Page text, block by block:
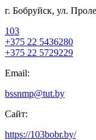
г. Бобруйск, ул.
103
+375 22 5436280
+375 22 5729229
Email:
bssnmp@tut.by
Сайт:
https://103bobr.by/